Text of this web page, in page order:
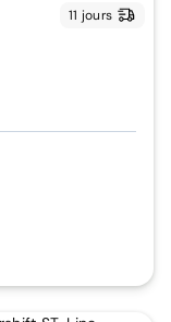
11 jours